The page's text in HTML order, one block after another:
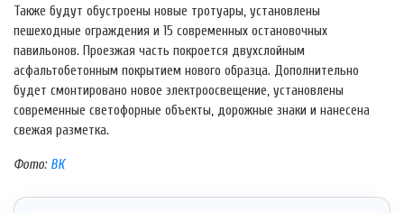
Также будут обустроены новые тротуары, установлены
пешеходные ограждения и 15 современных остановочных
павильонов. Проезжая часть покроется двухслойным
асфальтобетонным покрытием нового образца. Дополнительно
будет смонтировано новое электроосвещение, установлены
современные светофорные объекты, дорожные знаки и нанесена
свежая разметка.
Фото:ВК